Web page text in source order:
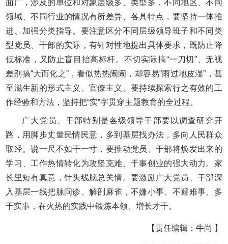
面广，涉及的单位和对象层级多、类型多，不同地区、不同
领域、不同行业的情况有所差异、各具特点，要坚持一体推
进、加强分类指导。要注意区分不同层级领导班子和不同类
型党员、干部的实际，有针对性地提出具体要求，既防止降
低标准，又防止盲目抬高标杆。不切实际搞“一刀切”、无视
差别搞“大而化之”，看似热热闹闹，却容易“雨过地皮湿”，甚
至滋生新的形式主义、官僚主义。要持续探索行之有效的工
作经验和方法，坚持把“实”字贯穿主题教育的全过程。
广大党员、干部特别是各级领导干部要以调查研究开
路，用脚步丈量民情民意，多到基层找办法，多向人民群众
取经。说一尺不如干一寸，要推动党员、干部将焕发出来的
学习、工作热情转化为攻坚克难、干事创业的强大动力。家
长里短有真意，针头线脑总关情。要激励广大党员、干部深
入基层一线把脉问诊、解剖麻雀，不嫌小事、不避难事、多
干实事，在火热的实践中锻炼本领、增长才干。
【责任编辑：牛尚 】